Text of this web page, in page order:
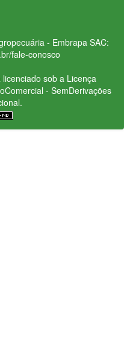
- Embrapa SAC:
fale-conosco
sob a Licença
- SemDerivações